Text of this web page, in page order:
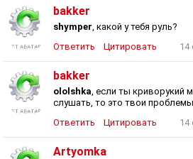
bakker
shymper, какой у тебя руль?
Ответить
Цитировать 14
bakker
ololshka, если ты криворукий
слушать, то это твои проблемы
Ответить
Цитировать 14
Artyomka